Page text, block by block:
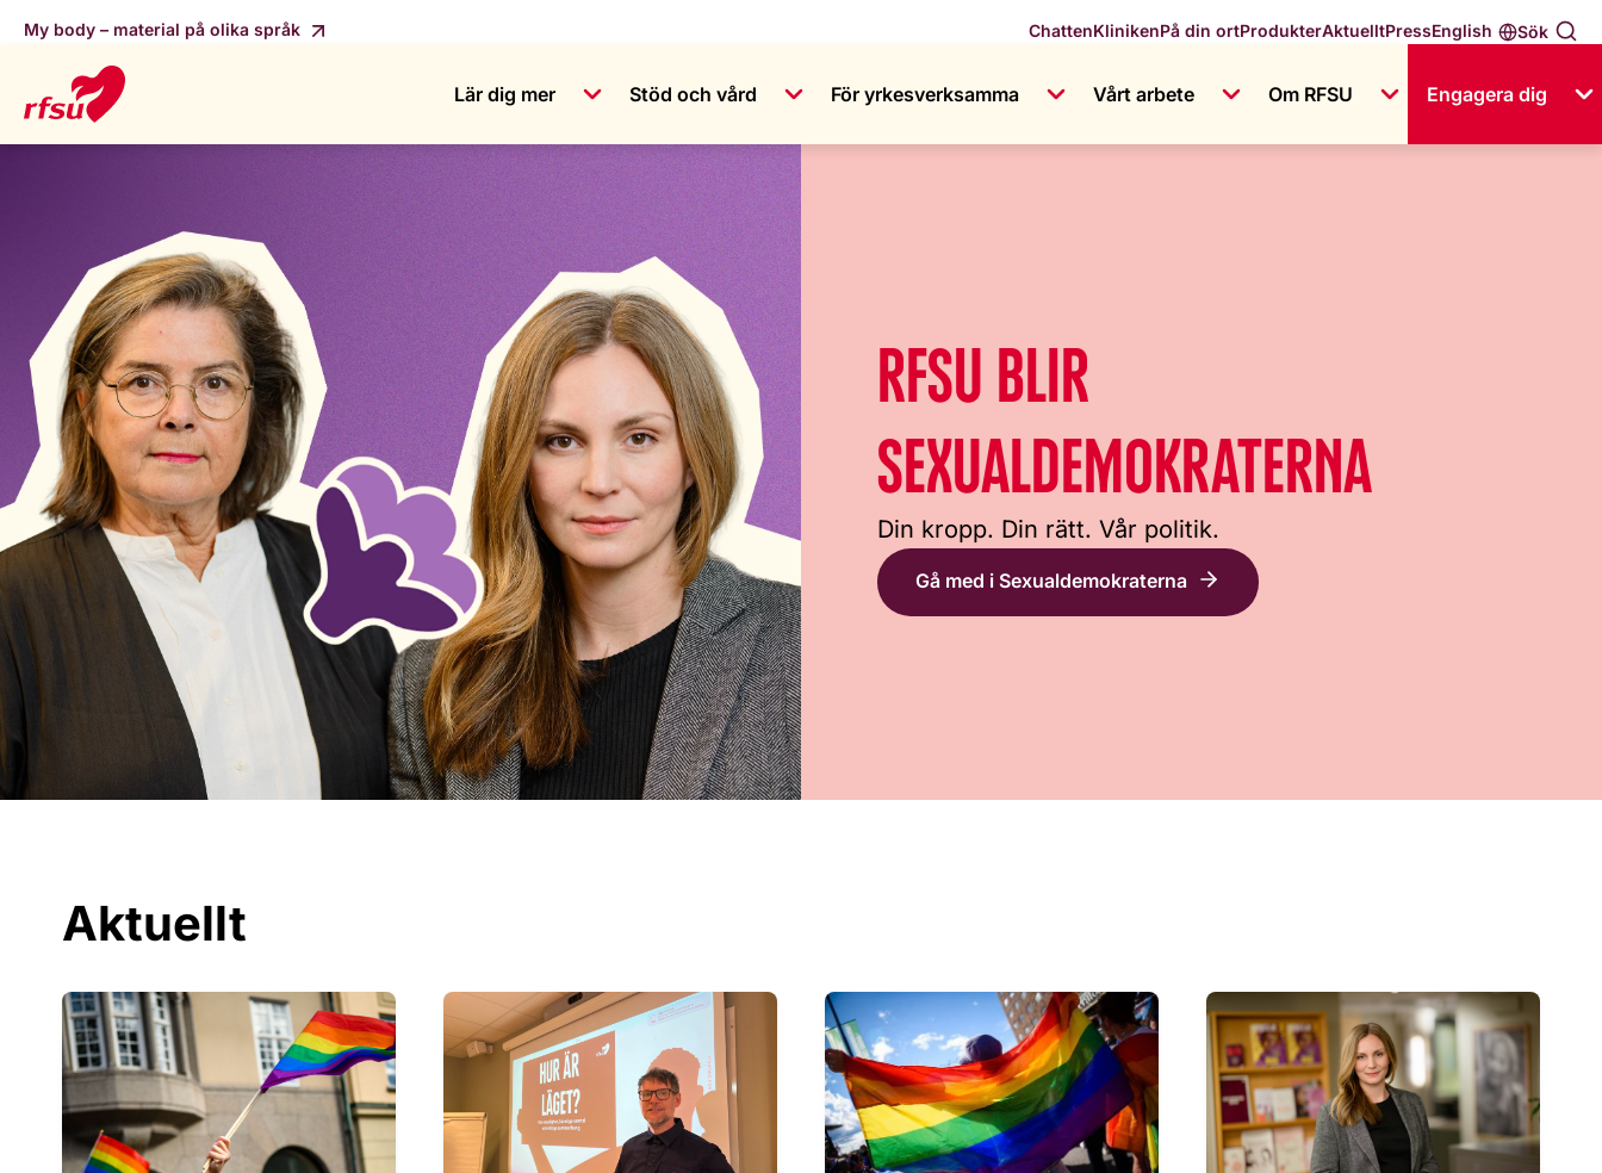
My body – material på olika språk Sök
English
ChattenKlinikenPå din ortProdukterAktuelltPress
Lär dig mer Stöd och vård För yrkesverksamma Vårt arbete Om RFSU Engagera dig
RFSU BLIR
SEXUALDEMOKRATERNA
Din kropp. Din rätt. Vår politik.
Gå med i Sexualdemokraterna
Aktuellt